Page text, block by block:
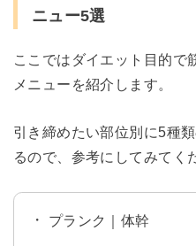
ニュー5選
ここではダイエット目的で
メニューを紹介します。
引き締めたい部位別に5種
るので、参考にしてみてく
プランク｜体幹